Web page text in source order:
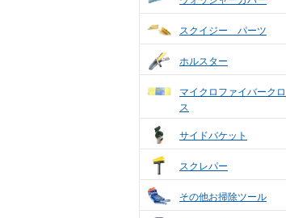
スクイジー パーツ
ホルスター
マイクロファイバークロ
ス
サイドバケット
スクレパー
その他お掃除ツール